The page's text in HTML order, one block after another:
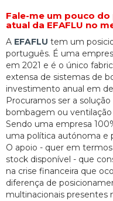
Fale-me um pouco
atual da EFAFLU no
A EFAFLU tem um
português. É uma
em 2021 e é o único
extensa de sistemas de
investimento anual em
Procuramos ser a
bombagem ou
Sendo uma empresa
uma política autónoma e
O apoio - quer em
stock disponível - que
na crise financeira que
diferença de
multinacionais presentes